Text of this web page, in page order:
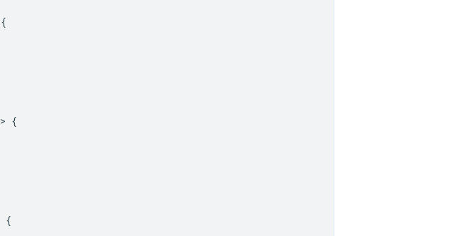
{
> {
{